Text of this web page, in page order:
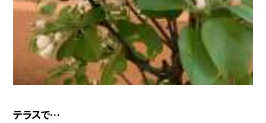
テラスで…